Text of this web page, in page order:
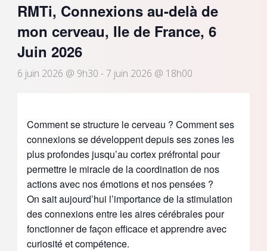
RMTi, Connexions au-delà de
mon cerveau, Ile de France, 6
Juin 2026
6 juin 2026 @ 9h30 -7 juin 2026 @ 18h00
Comment se structure le cerveau ? Comment ses
connexions se développent depuis ses zones les
plus profondes jusqu’au cortex préfrontal pour
permettre le miracle de la coordination de nos
actions avec nos émotions et nos pensées ?
On sait aujourd’hui l’importance de la stimulation
des connexions entre les aires cérébrales pour
fonctionner de façon efficace et apprendre avec
curiosité et compétence.